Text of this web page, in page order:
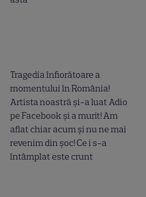
Tragedia înfiorătoare a
momentului în România!
Artista noastră și-a luat Adio
pe Facebook și a murit! Am
aflat chiar acum și nu ne mai
revenim din șoc! Ce i s-a
întâmplat este crunt